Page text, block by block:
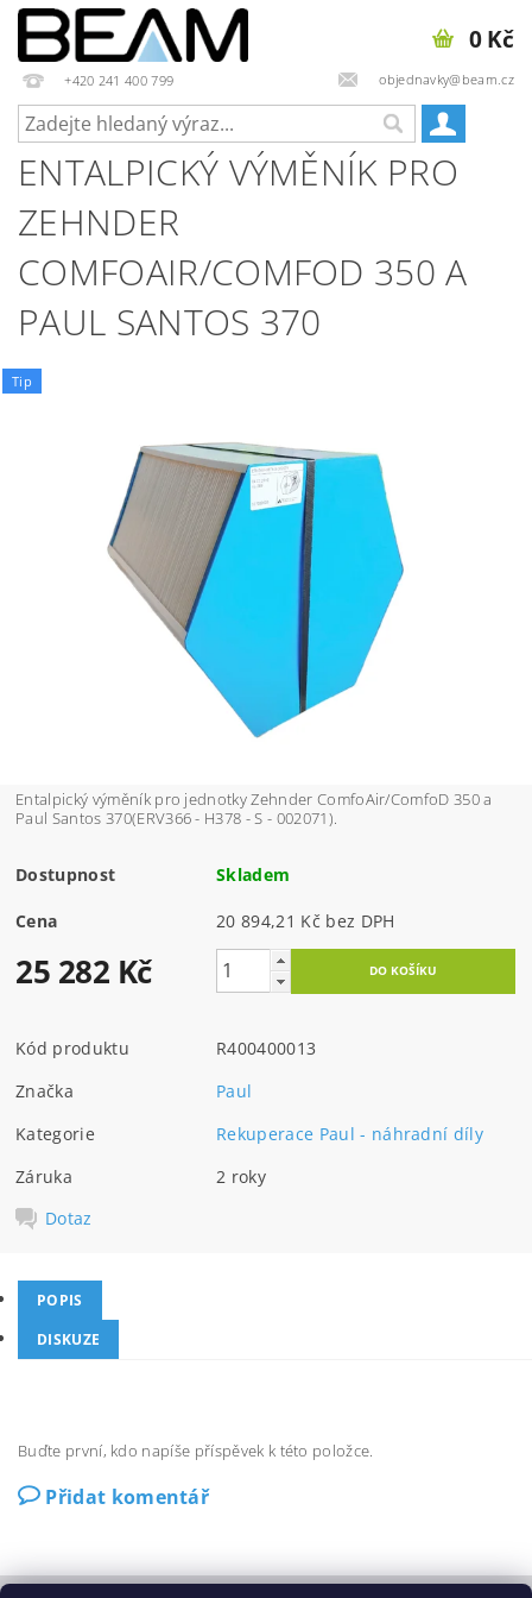
+420 241 400 799 objednavky@beam.cz
0 Kč
ENTALPICKÝ VÝMĚNÍK PRO
ZEHNDER
COMFOAIR/COMFOD 350 A
PAUL SANTOS 370
Tip
Entalpický výměník pro jednotky Zehnder ComfoAir/ComfoD 350 a
Paul Santos 370(ERV366 - H378 - S - 002071).
Dostupnost Skladem
Cena 20 894,21 Kč bez DPH
25 282 Kč
Kód produktu
R400400013
Značka
Paul
Kategorie
Rekuperace Paul - náhradní díly
Záruka
2 roky
Dotaz
POPIS
DISKUZE
Buďte první, kdo napíše příspěvek k této položce.
Přidat komentář